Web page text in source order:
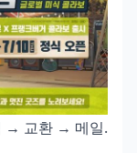
→ 교환 → 메일.